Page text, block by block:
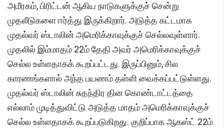
அமீரகம், பிரிட்டன் ஆகிய நாடுகளுக்குச் சென்று
முதலீடுகளை ஈர்த்து இருக்கிறார். அடுத்த கட்டமாக
முதல்வர் ஸ்டாலின் அமெரிக்காவுக்குச் செல்லவுள்ளார்.
முதலில் இம்மாதம் 22ம் தேதி அவர் அமெரிக்காவுக்குச்
செல்ல உள்ளதாகக் கூறப்பட்டது. இருப்பினும், சில
காரணங்களால் அந்த பயணம் தள்ளி வைக்கப்பட்டுள்ளது.
முதல்வர் ஸ்டாலின் சுதந்திர தின கொண்டாட்டத்தை
எல்லாம் முடித்துவிட்டு அடுத்த மாதம் அமெரிக்காவுக்குச்
செல்ல உள்ளதாகக் கூறப்படுகிறது. குறிப்பாக ஆகஸ்ட் 22ம்